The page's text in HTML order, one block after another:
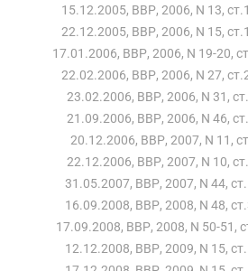
15.12.2005, ВВР, 2006, N 13,
22.12.2005, ВВР, 2006, N 15,
17.01.2006, ВВР, 2006, N 19-20,
22.02.2006, ВВР, 2006, N 27,
23.02.2006, ВВР, 2006, N 31,
21.09.2006, ВВР, 2006, N 46,
20.12.2006, ВВР, 2007, N 11,
22.12.2006, ВВР, 2007, N 10,
31.05.2007, ВВР, 2007, N 44,
16.09.2008, ВВР, 2008, N 48,
17.09.2008, ВВР, 2008, N 50-51,
12.12.2008, ВВР, 2009, N 15,